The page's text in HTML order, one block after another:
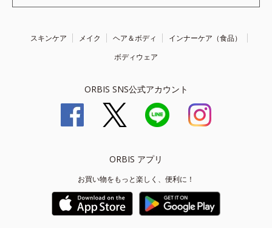
スキンケア メイク ヘア＆ボディ
インナーケア（食品）
ボディウェア
ORBIS SNS公式アカウント
ORBIS アプリ
お買い物をもっと楽しく、便利に！